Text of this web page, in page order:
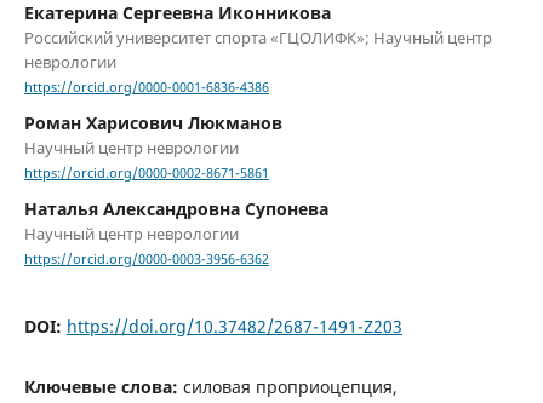
Екатерина Сергеевна Иконникова
Российский университет спорта «ГЦОЛИФК»; Научный центр
неврологии
https://orcid.org/0000-0001-6836-4386
Роман Харисович Люкманов
Научный центр неврологии
https://orcid.org/0000-0002-8671-5861
Наталья Александровна Супонева
Научный центр неврологии
https://orcid.org/0000-0003-3956-6362
DOI: https://doi.org/10.37482/2687-1491-Z203
Ключевые слова: силовая проприоцепция,